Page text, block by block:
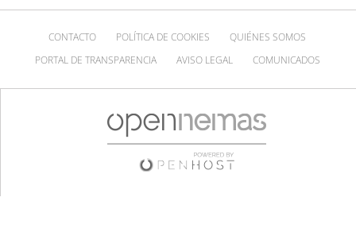
CONTACTO POLÍTICA DE COOKIES
QUIÉNES SOMOS
PORTAL DE TRANSPARENCIA
AVISO LEGAL COMUNICADOS